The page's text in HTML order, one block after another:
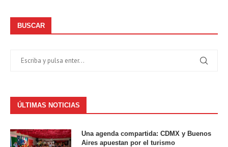
BUSCAR
ÚLTIMAS NOTICIAS
Una agenda compartida: CDMX y Buenos
Aires apuestan por el turismo